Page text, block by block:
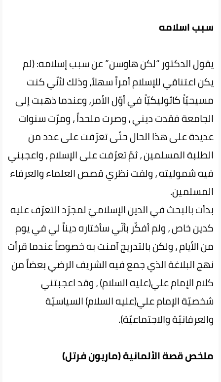
سبب اسلامه
يقول الدكتور “لكن هاوسن” عن سبب إسلامه: (لم
يكن اعتناقي للإسلام أمراً سهلاً، وذلك لأنّي كنت
مسيحيّاً كاثوليكيّاً في أوّل الأمر، وعندما ذهبت إلى
الجامعة فقدت ديني ، وصرت ملحداً ، ومرّت سنوات
عديدة على هذا الحال حتّى تعرّفت على عدد من
الطلبة المسلمين ، ثمّ تعرّفت على الإسلام ، واعجبني
فيه شموليته ، ولفت نظري قصص العلماء والعرفاء
المسلمين.
بدأت بالبحث في الدين الإسلاميّ لمجرّد التعرّف عليه
كدين خاص ، ولم أفكّر بأنّي سأختاره ديناً لي في يوم
من الأيام ، ولكن بالتدريج آمنت به خصوصاً عندما قرأت
نهج البلاغة الذي جمع فيه الشريف الرضي بعضاً من
كلام الإمام علي(عليه السلام) ، وقد اعجبتني
شخصيّة الإمام علي(عليه السلام) السياسيّة
والعرفانيّة والاجتماعيّة).
ملخص قصة الألمانية (ماريون فرتل)